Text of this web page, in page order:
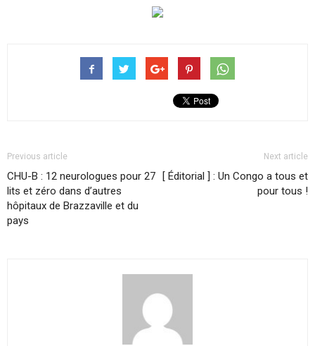
Previous article
CHU-B : 12 neurologues pour 27
lits et zéro dans d’autres
hôpitaux de Brazzaville et du
pays
Next article
[ Éditorial ] : Un Congo a tous et
pour tous !